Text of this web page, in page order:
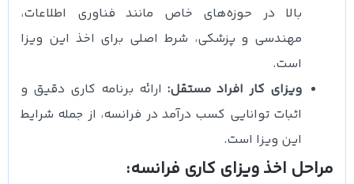
بالا در حوزه‌های خاص مانند فناوری اطلاعات،
مهندسی و پزشکی، شرط اصلی برای اخذ این ویزا
است.
ویزای کار افراد مستقل: ارائه برنامه کاری دقیق و
اثبات توانایی کسب درآمد در فرانسه، از جمله شرایط
این ویزا است.
مراحل اخذ ویزای کاری فرانسه: